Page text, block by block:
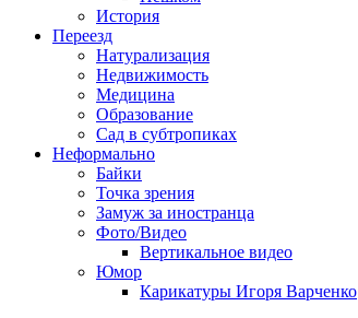
История
Переезд
Натурализация
Недвижимость
Медицина
Образование
Сад в субтропиках
Неформально
Байки
Точка зрения
Замуж за иностранца
Фото/Видео
Вертикальное видео
Юмор
Карикатуры Игоря Варченко